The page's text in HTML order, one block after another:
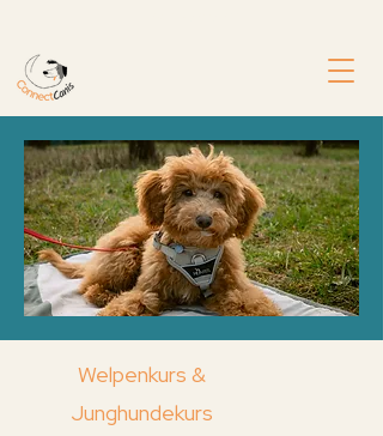
Welpenkurs &
Junghundekurs